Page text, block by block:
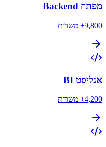
מפתח Backend
9,800+ משרות
אנליסט BI
4,200+ משרות